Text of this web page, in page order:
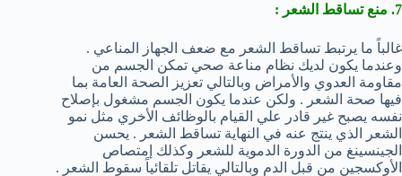
7. منع تساقط الشعر :
غالباً ما يرتبط تساقط الشعر مع ضعف الجهاز المناعي .
وعندما يكون لديك نظام مناعة صحي تمكن الجسم من
مقاومة العدوي والأمراض وبالتالي تعزيز الصحة العامة بما
فيها صحة الشعر . ولكن عندما يكون الجسم مشغول بإصلاح
نفسه يصبح غير قادر علي القيام بالوظائف الأخري مثل نمو
الشعر الذي ينتج عنه في النهاية تساقط الشعر . يحسن
الجينسينغ من الدورة الدموية للشعر وكذلك إمتصاص
الأوكسجين من قبل الدم وبالتالي يقاتل تلقائياً سقوط الشعر .